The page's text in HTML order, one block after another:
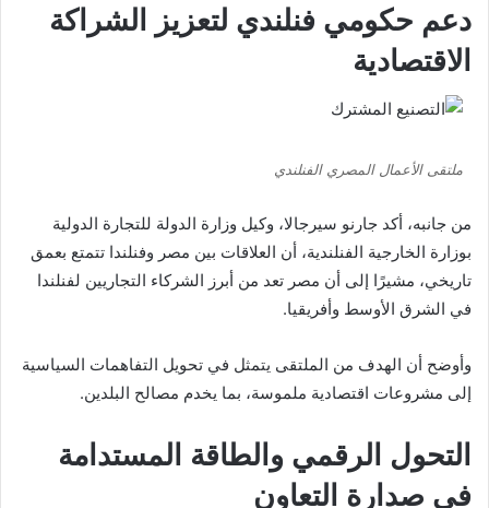
دعم حكومي فنلندي لتعزيز الشراكة
الاقتصادية
ملتقى الأعمال المصري الفنلندي
من جانبه، أكد جارنو سيرجالا، وكيل وزارة الدولة للتجارة الدولية
بوزارة الخارجية الفنلندية، أن العلاقات بين مصر وفنلندا تتمتع بعمق
تاريخي، مشيرًا إلى أن مصر تعد من أبرز الشركاء التجاريين لفنلندا
في الشرق الأوسط وأفريقيا.
وأوضح أن الهدف من الملتقى يتمثل في تحويل التفاهمات السياسية
إلى مشروعات اقتصادية ملموسة، بما يخدم مصالح البلدين.
التحول الرقمي والطاقة المستدامة
في صدارة التعاون